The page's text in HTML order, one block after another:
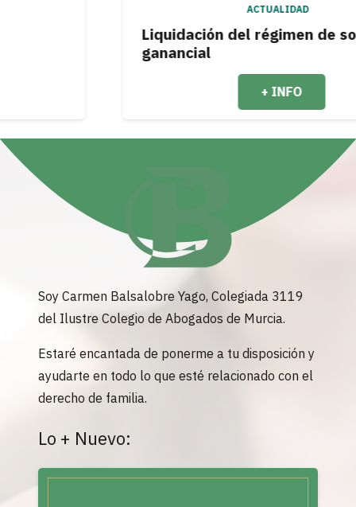
Liquidación del régimen de sociedad
ganancial
Soy Carmen Balsalobre Yago, Colegiada 3119
del Ilustre Colegio de Abogados de Murcia.
Estaré encantada de ponerme a tu disposición y
ayudarte en todo lo que esté relacionado con el
derecho de familia.
Lo + Nuevo: